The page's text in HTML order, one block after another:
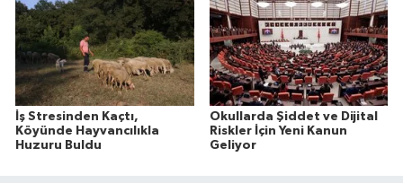
İş Stresinden Kaçtı,
Köyünde Hayvancılıkla
Huzuru Buldu
Okullarda Şiddet ve Dijital
Riskler İçin Yeni Kanun
Geliyor